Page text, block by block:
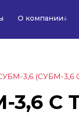
О компании
3,6 (СУБМ-3,6
3,6 С